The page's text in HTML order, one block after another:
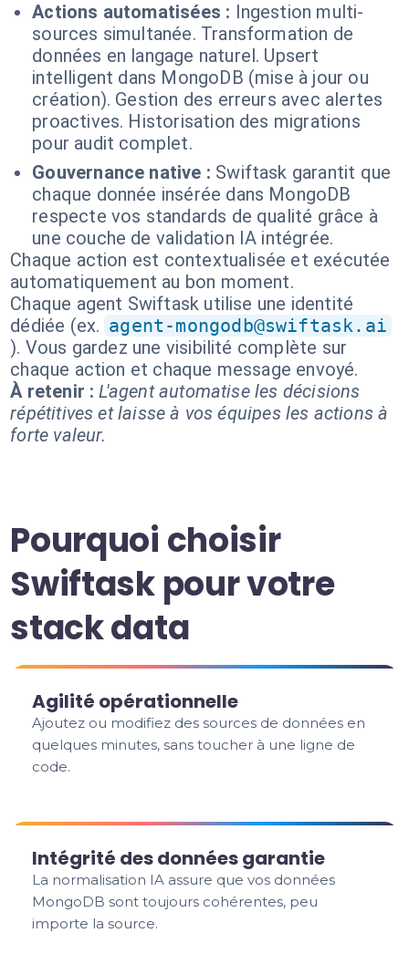
Actions automatisées : Ingestion multi-
sources simultanée. Transformation de
données en langage naturel. Upsert
intelligent dans MongoDB (mise à jour ou
création). Gestion des erreurs avec alertes
proactives. Historisation des migrations
pour audit complet.
Gouvernance native : Swiftask garantit que
chaque donnée insérée dans MongoDB
respecte vos standards de qualité grâce à
une couche de validation IA intégrée.
Chaque action est contextualisée et exécutée
automatiquement au bon moment.
Chaque agent Swiftask utilise une identité
dédiée (ex. agent-mongodb@swiftask.ai
). Vous gardez une visibilité complète sur
chaque action et chaque message envoyé.
À retenir : L'agent automatise les décisions
répétitives et laisse à vos équipes les actions à
forte valeur.
Pourquoi choisir
Swiftask pour votre
stack data
Agilité opérationnelle
Ajoutez ou modifiez des sources de données en
quelques minutes, sans toucher à une ligne de
code.
Intégrité des données garantie
La normalisation IA assure que vos données
MongoDB sont toujours cohérentes, peu
importe la source.